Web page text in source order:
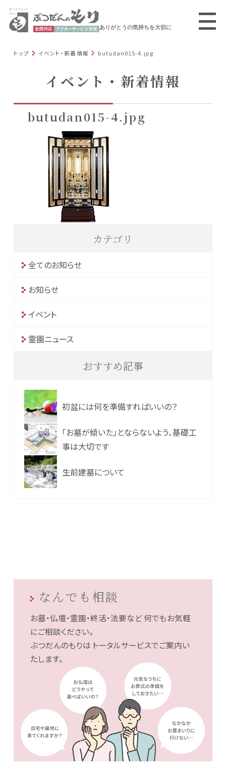
ありがとうの気持ちを大切に
トップ イベント・新着情報 butudan015-4.jpg
イベント・新着情報
butudan015-4.jpg
カテゴリ
全てのお知らせ
お知らせ
イベント
霊園ニュース
おすすめ記事
初盆には何を準備すればいいの？
「お墓が傾いた」とならないよう、基礎工
事は大切です
生前建墓について
なんでも相談
お墓・仏壇・霊園・終活・法要など何でもお気軽
にご相談ください。
ぶつだんのもりは トータルサービスでご案内い
たします。